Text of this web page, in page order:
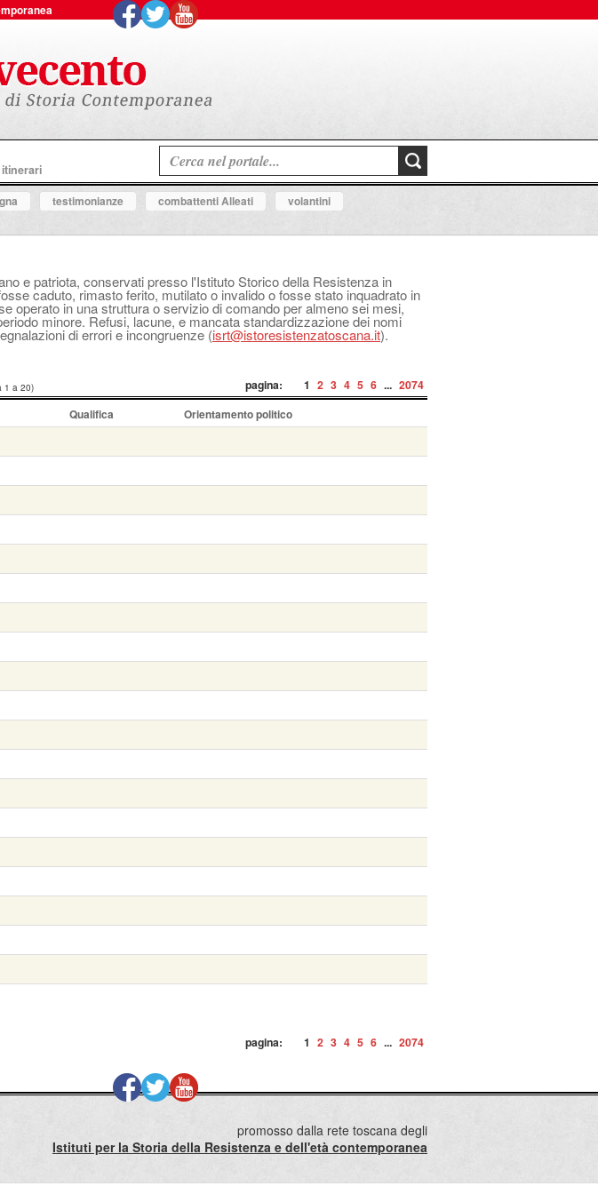
testimonianze combattenti Alleati
volantini
e patriota, conservati presso l'Istituto Storico della Resistenza in
caduto, rimasto ferito, mutilato o invalido o fosse stato inquadrato in
operato in una struttura o servizio di comando per almeno sei mesi,
minore. Refusi, lacune, e mancata standardizzazione dei nomi
di errori e incongruenze (isrt@istoresistenzatoscana.it).
pagina: 1 2 3 4 5 6 ... 2074
1 a 20)
Qualifica Orientamento politico
pagina: 1 2 3 4 5 6 ... 2074
promosso dalla rete toscana degli
Istituti per la Storia della Resistenza e dell'età contemporanea